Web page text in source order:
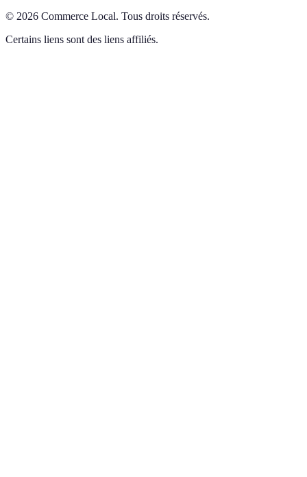
© 2026 Commerce Local. Tous droits réservés.
Certains liens sont des liens affiliés.